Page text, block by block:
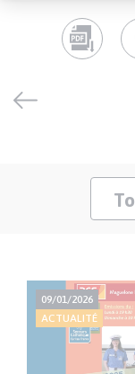
09/01/2026
ACTUALITÉ